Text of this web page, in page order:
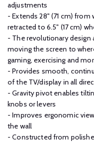
adjustments
- Extends 28" (71 cm) from
retracted to 6.5" (17 cm)
- The revolutionary design
moving the screen to
gaming, exercising and
- Provides smooth,
of the TV/display in all
- Gravity pivot enables
knobs or levers
- Improves ergonomic
the wall
- Constructed from